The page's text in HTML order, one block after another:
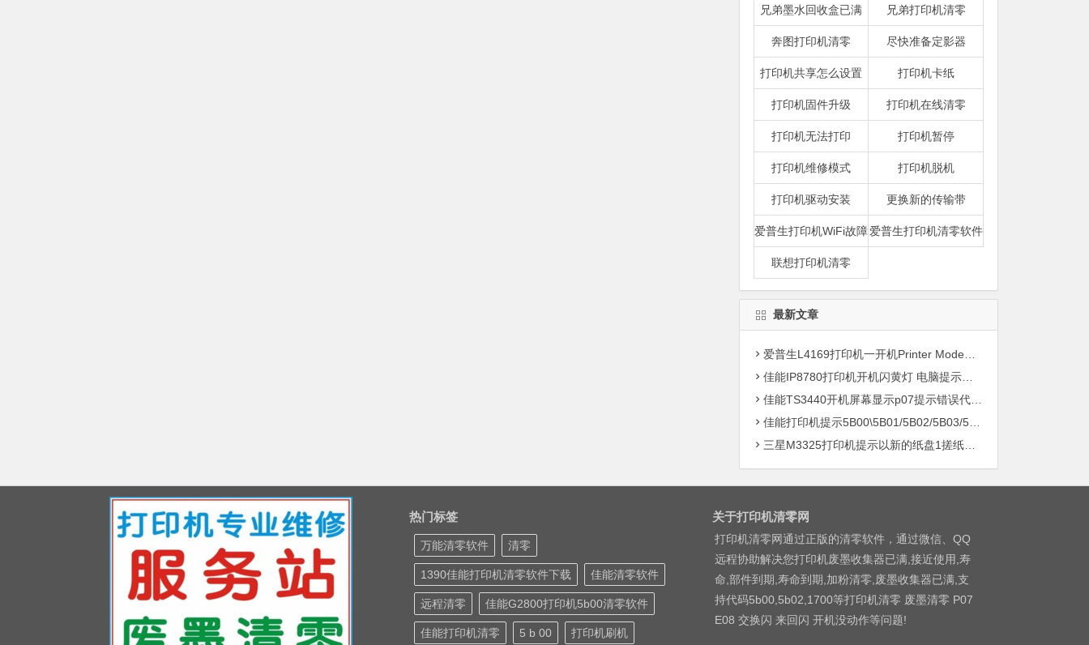
兄弟墨水回收盒已满 兄弟打印机清零
奔图打印机清零 尽快准备定影器
打印机共享怎么设置 打印机卡纸
打印机固件升级 打印机在线清零
打印机无法打印 打印机暂停
打印机维修模式 打印机脱机
打印机驱动安装 更换新的传输带
爱普生打印机WiFi故障爱普生打印机清零软件
联想打印机清零
最新文章
爱普生L4169打印机一开机Printer Mode故障主板维修
佳能IP8780打印机开机闪黄灯 电脑提示错误5B00快速解决方案清零
佳能TS3440开机屏幕显示p07提示错误代码5B00快速解决方案 清零
佳能打印机提示5B00\5B01/5B02/5B03/5B04/5B11/5B12/5B13/5B14/1700/1702/1703/1704
三星M3325打印机提示以新的纸盘1搓纸轮进行更换
热门标签
万能清零软件 清零
1390佳能打印机清零软件下载 佳能清零软件
远程清零 佳能G2800打印机5b00清零软件
佳能打印机清零 5 b 00 打印机刷机
关于打印机清零网
打印机清零网通过正版的清零软件，通过微信、QQ
远程协助解决您打印机废墨收集器已满,接近使用,寿
命,部件到期,寿命到期,加粉清零,废墨收集器已满,支
持代码5b00,5b02,1700等打印机清零 废墨清零 P07
E08 交换闪 来回闪 开机没动作等问题!